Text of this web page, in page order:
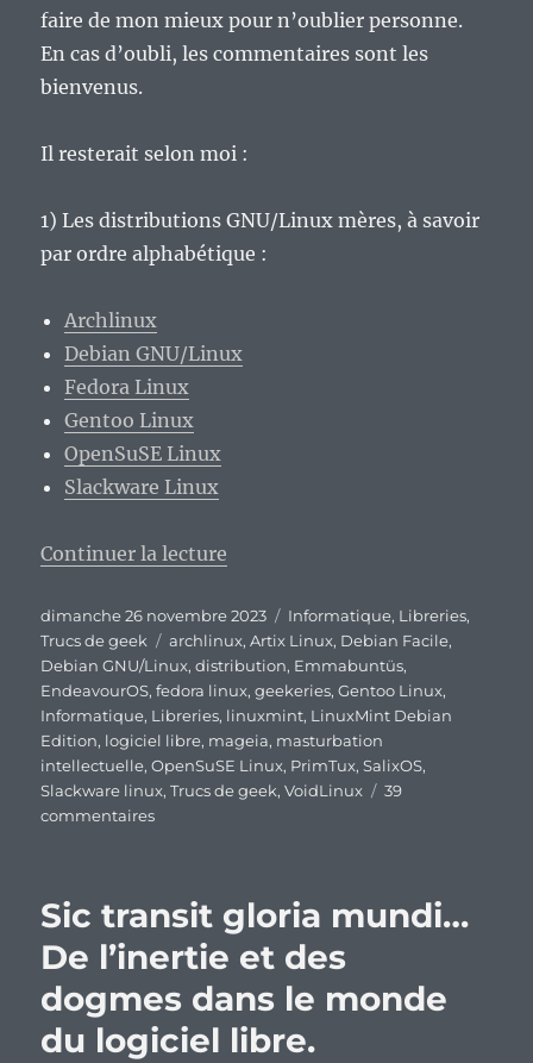
faire de mon mieux pour n’oublier personne.
En cas d’oubli, les commentaires sont les
bienvenus.
Il resterait selon moi :
1) Les distributions GNU/Linux mères, à savoir
par ordre alphabétique :
Archlinux
Debian GNU/Linux
Fedora Linux
Gentoo Linux
OpenSuSE Linux
Slackware Linux
Continuer la lecture
Publié
le
dimanche 26 novembre 2023 Catégories
Informatique, Libreries,
Trucs de geek
Étiquettes
archlinux,Artix Linux, Debian Facile,
Debian GNU/Linux,distribution, Emmabuntüs,
EndeavourOS,fedora linux,geekeries,Gentoo Linux,
Informatique, Libreries, linuxmint, LinuxMint Debian
Edition, logiciel libre, mageia, masturbation
intellectuelle,OpenSuSE Linux, PrimTux,SalixOS,
Slackware linux,Trucs de geek,VoidLinux
39
commentairessur
grande
purge
du
Linux
bureautique
arrivait,
Sic transit gloria mundi…
De l’inertie et des
dogmes dans le monde
du logiciel libre.